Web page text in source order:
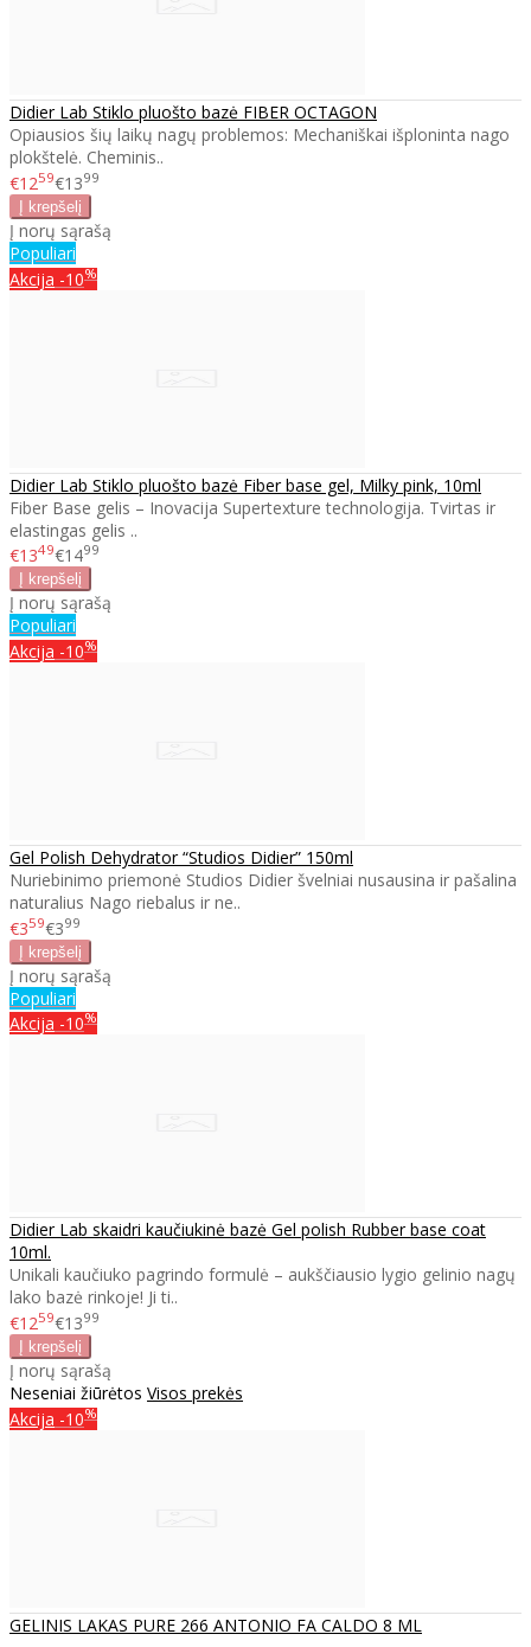
Didier Lab Stiklo pluošto bazė FIBER OCTAGON
Opiausios šių laikų nagų problemos: Mechaniškai išploninta nago
plokštelė. Cheminis..
€1259€1399
Į norų sąrašą
Populiari
Akcija -10%
Didier Lab Stiklo pluošto bazė Fiber base gel, Milky pink, 10ml
Fiber Base gelis – Inovacija Supertexture technologija. Tvirtas ir
elastingas gelis ..
€1349€1499
Į norų sąrašą
Populiari
Akcija -10%
Gel Polish Dehydrator “Studios Didier” 150ml
Nuriebinimo priemonė Studios Didier švelniai nusausina ir pašalina
naturalius Nago riebalus ir ne..
€359€399
Į norų sąrašą
Populiari
Akcija -10%
Didier Lab skaidri kaučiukinė bazė Gel polish Rubber base coat
10ml.
Unikali kaučiuko pagrindo formulė – aukščiausio lygio gelinio nagų
lako bazė rinkoje! Ji ti..
€1259€1399
Į norų sąrašą
Neseniai žiūrėtos Visos prekės
Akcija -10%
GELINIS LAKAS PURE 266 ANTONIO FA CALDO 8 ML